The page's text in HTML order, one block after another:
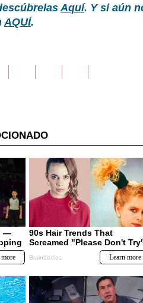
Aquí. Y si aún
AQUÍ.